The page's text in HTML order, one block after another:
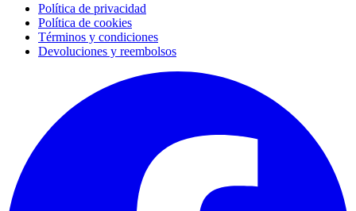
Política de privacidad
Política de cookies
Términos y condiciones
Devoluciones y reembolsos